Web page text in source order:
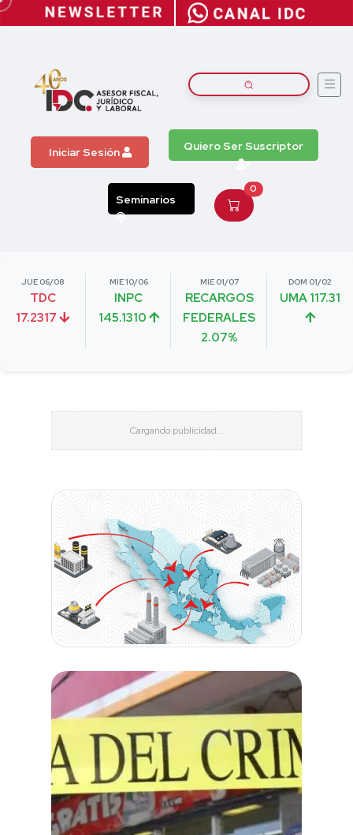
Iniciar Sesión Quiero Ser Suscriptor
Seminarios
0
JUE 06/08
TDC
17.2317
MIE 10/06
INPC
145.1310
MIE 01/07
RECARGOS
FEDERALES
2.07%
DOM 01/02
UMA 117.31